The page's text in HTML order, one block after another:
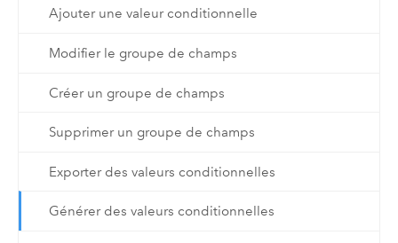
Ajouter une valeur conditionnelle
Modifier le groupe de champs
Créer un groupe de champs
Supprimer un groupe de champs
Exporter des valeurs conditionnelles
Générer des valeurs conditionnelles